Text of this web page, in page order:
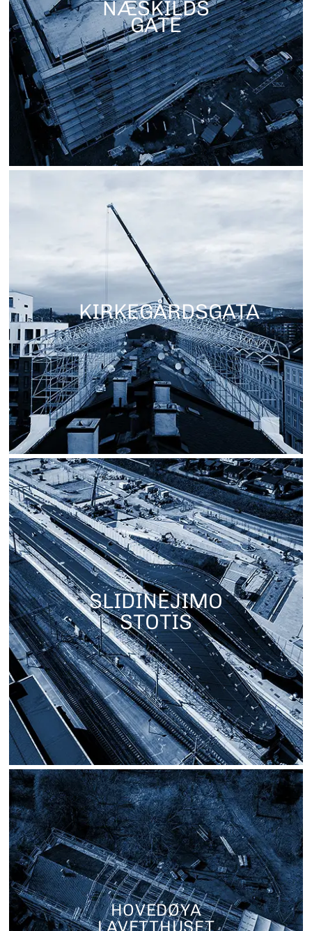
NÆSKILDS
GATE
KIRKEGÅRDSGATA
SLIDINĖJIMO
STOTIS
HOVEDØYA
LAVETTHUSET